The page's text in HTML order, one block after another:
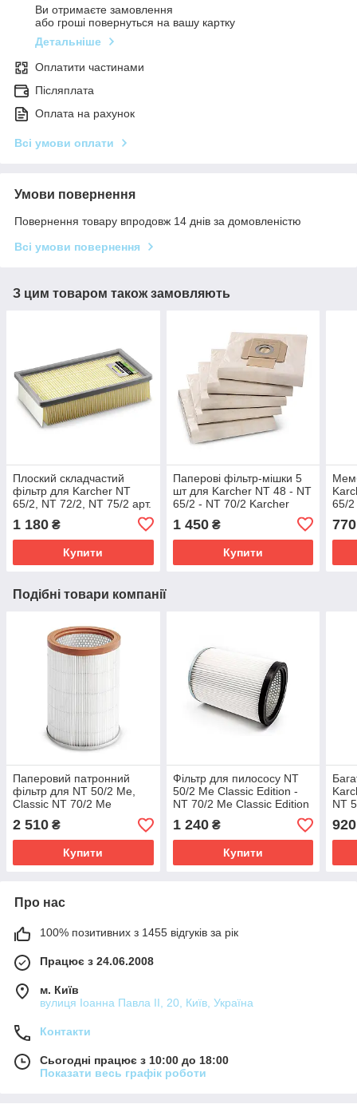
Ви отримаєте замовлення
або гроші повернуться на вашу картку
Детальніше
Оплатити частинами
Післяплата
Оплата на рахунок
Всі умови оплати
Умови повернення
Повернення товару впродовж 14 днів за домовленістю
Всі умови повернення
З цим товаром також замовляють
Плоский складчастий
фільтр для Karcher NT
65/2, NT 72/2, NT 75/2 арт.
1 180 ₴
Купити
Паперові фільтр-мішки 5
шт для Karcher NT 48 - NT
65/2 - NT 70/2 Karcher
1 450₴
Купити
65/2
770
Подібні товари компанії
Паперовий патронний
фільтр для NT 50/2 Me,
Classic NT 70/2 Me
Classic, NT 90/2 Me
Classic Karcher 6.907-
038.0
2 510 ₴
Купити
Фільтр для пилососу NT
50/2 Me Classic Edition -
NT 70/2 Me Classic Edition
- NT 90/2 Me Classic
Edition Karcher 9.770-
988.3
1 240₴
Купити
NT
NT
920
Про нас
100% позитивних з 1455 відгуків за рік
Працює з 24.06.2008
м. Київ
вулиця Іоанна Павла ІІ, 20, Київ, Україна
Контакти
Сьогодні працює з 10:00 до 18:00
Показати весь графік роботи